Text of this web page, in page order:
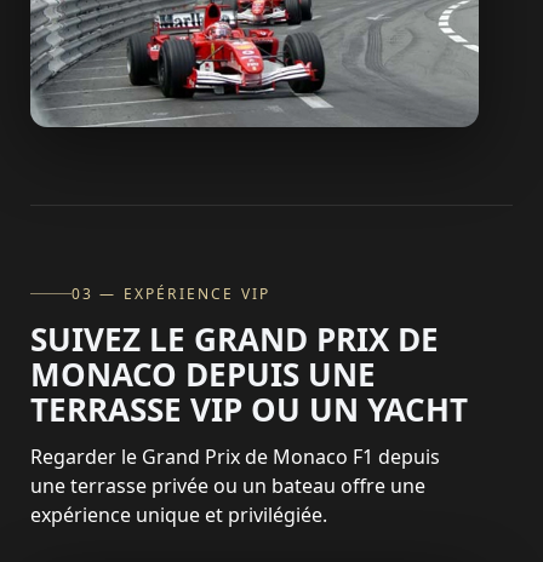
03 — EXPÉRIENCE VIP
SUIVEZ LE GRAND PRIX DE
MONACO DEPUIS UNE
TERRASSE VIP OU UN YACHT
Regarder le Grand Prix de Monaco F1 depuis
une terrasse privée ou un bateau offre une
expérience unique et privilégiée.